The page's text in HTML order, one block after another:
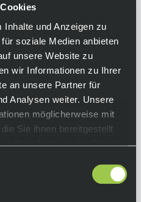
und Anzeigen zu
soziale Medien anbieten
unsere Website zu
wir Informationen zu Ihrer
an unsere Partner für
Analysen weiter. Unsere
möglicherweise mit
Sie ihnen bereitgestellt
Ihrer Nutzung der Dienste
aufgrund
vom
Ace, R9200, 11-34 Z.,